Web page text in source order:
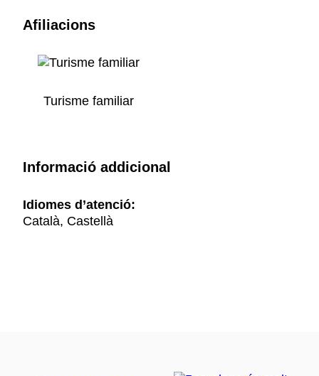
Afiliacions
Turisme familiar
Informació addicional
Idiomes d’atenció:
Català, Castellà